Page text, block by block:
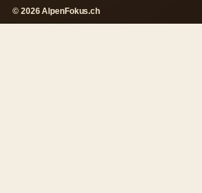
© 2026 AlpenFokus.ch